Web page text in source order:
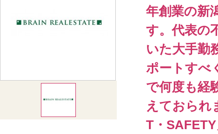
年創業の新
す。代表の
いた大手勤
ポートすべ
で何度も経
えておられ
T・